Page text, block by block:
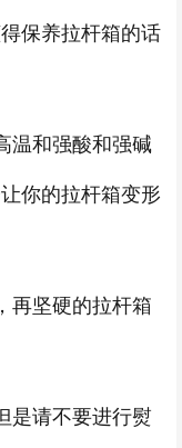
保养拉杆箱的话
温和强酸和强碱
你的拉杆箱变形
再坚硬的拉杆箱
是请不要进行熨